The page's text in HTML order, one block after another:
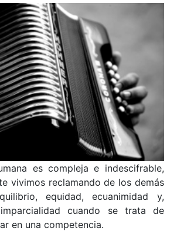
es compleja e indescifrable,
vivimos reclamando de los demás
equidad, ecuanimidad y,
imparcialidad cuando se trata de
en una competencia.